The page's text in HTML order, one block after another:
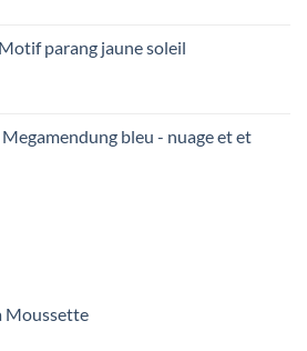
parang jaune soleil
bleu - nuage et et
Moussette